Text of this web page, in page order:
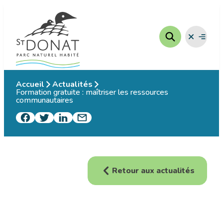
contenu
Fermer
le
Ouvrir
le
Accueil Actualités
Formation gratuite : maîtriser les ressources
communautaires
Retour aux actualités